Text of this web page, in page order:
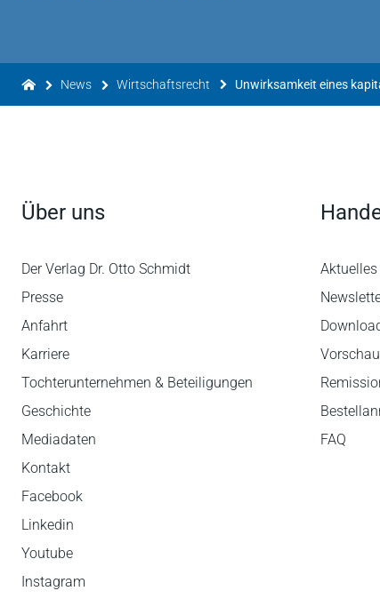
News Wirtschaftsrecht Unwirksamkeit eines
Über uns
Der Verlag Dr. Otto Schmidt
Presse
Anfahrt
Karriere
Tochterunternehmen & Beteiligungen
Geschichte
Mediadaten
Kontakt
Facebook
Linkedin
Youtube
Instagram
Vorschau
FAQ